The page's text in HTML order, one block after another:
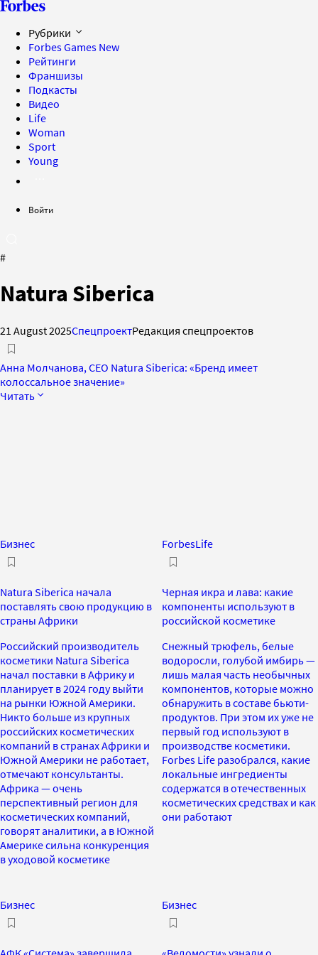
Рубрики
Forbes Games New
Рейтинги
Франшизы
Подкасты
Видео
Life
Woman
Sport
Young
Войти
#
Natura Siberica
21 August 2025СпецпроектРедакция спецпроектов
Анна Молчанова, CEO Natura Siberica: «Бренд имеет
колоссальное значение»
Читать
Бизнес
Natura Siberica начала
поставлять свою продукцию в
страны Африки
Российский производитель
косметики Natura Siberica
начал поставки в Африку и
планирует в 2024 году выйти
на рынки Южной Америки.
Никто больше из крупных
российских косметических
компаний в странах Африки и
Южной Америки не работает,
отмечают консультанты.
Африка — очень
перспективный регион для
косметических компаний,
говорят аналитики, а в Южной
Америке сильна конкуренция
в уходовой косметике
ForbesLife
Черная икра и лава: какие
компоненты используют в
российской косметике
Снежный трюфель, белые
водоросли, голубой имбирь —
лишь малая часть необычных
компонентов, которые можно
обнаружить в составе бьюти-
продуктов. При этом их уже не
первый год используют в
производстве косметики.
Forbes Life разобрался, какие
локальные ингредиенты
содержатся в отечественных
косметических средствах и как
они работают
Бизнес Бизнес